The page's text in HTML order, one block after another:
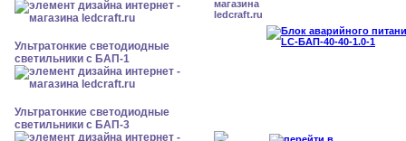
Ультратонкие светодиодные
светильники с БАП-1
Ультратонкие светодиодные
светильники с БАП-3